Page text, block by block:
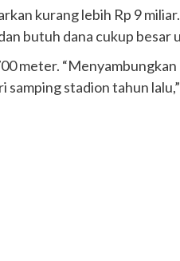
kurang lebih Rp 9
butuh dana cukup
meter.
stadion tahun